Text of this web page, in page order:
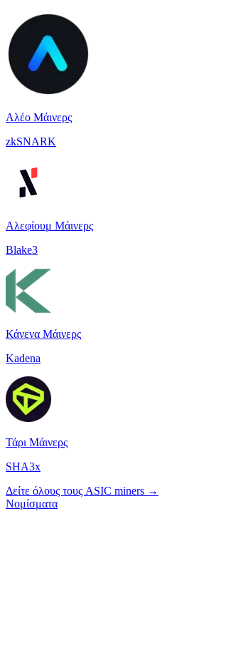
Αλέο Μάινερς
zkSNARK
Αλεφίουμ Μάινερς
Blake3
Κάνενα Μάινερς
Kadena
Τάρι Μάινερς
SHA3x
Δείτε όλους τους ASIC miners →
Νομίσματα